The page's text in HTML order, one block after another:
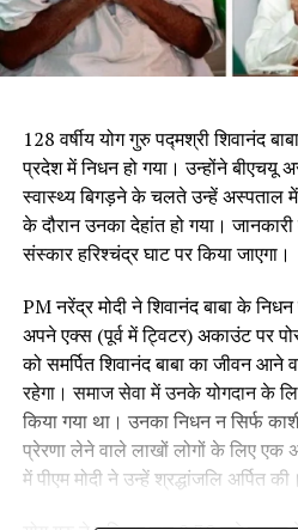
128 वर्षीय योग गुरु पद्मश्री शिवानंद
प्रदेश में निधन हो गया। उन्होंने बीएचयू
स्वास्थ्य बिगड़ने के चलते उन्हें अस्पताल में
के दौरान उनका देहांत हो गया।
संस्कार हरिश्चंद्र घाट पर किया जाएगा।
PM नरेंद्र मोदी ने शिवानंद बाबा के
अपने एक्स (पूर्व में ट्विटर) अकाउंट पर
को समर्पित शिवानंद बाबा का जीवन आने
रहेगा। समाज सेवा में उनके योगदान के
किया गया था। उनका निधन न सिर्फ
प्रेरणा लेने वाले लाखों लोगों के लिए एक
में पीएम मोदी ने उन्हें श्रद्धांजलि अर्पित की।